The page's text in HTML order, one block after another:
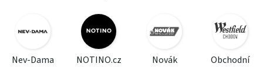
Nev-Dama
NOTINO.cz
Novák
Obchodní